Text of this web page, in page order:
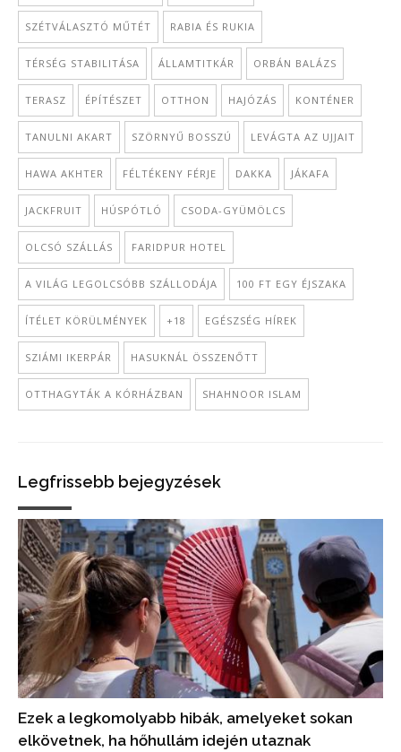
SZÉTVÁLASZTÓ MŰTÉT RABIA ÉS RUKIA
TÉRSÉG STABILITÁSA ÁLLAMTITKÁR ORBÁN BALÁZS
TERASZ ÉPÍTÉSZET OTTHON HAJÓZÁS KONTÉNER
TANULNI AKART SZÖRNYŰ BOSSZÚ LEVÁGTA AZ UJJAIT
HAWA AKHTER FÉLTÉKENY FÉRJE DAKKA JÁKAFA
JACKFRUIT HÚSPÓTLÓ CSODA-GYÜMÖLCS
OLCSÓ SZÁLLÁS FARIDPUR HOTEL
A VILÁG LEGOLCSÓBB SZÁLLODÁJA 100 FT EGY ÉJSZAKA
ÍTÉLET KÖRÜLMÉNYEK +18 EGÉSZSÉG HÍREK
SZIÁMI IKERPÁR HASUKNÁL ÖSSZENŐTT
OTTHAGYTÁK A KÓRHÁZBAN SHAHNOOR ISLAM
Legfrissebb bejegyzések
Ezek a legkomolyabb hibák, amelyeket sokan
elkövetnek, ha hőhullám idején utaznak